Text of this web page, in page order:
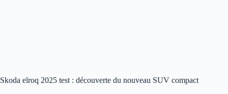
Skoda elroq 2025 test : découverte du nouveau SUV compact